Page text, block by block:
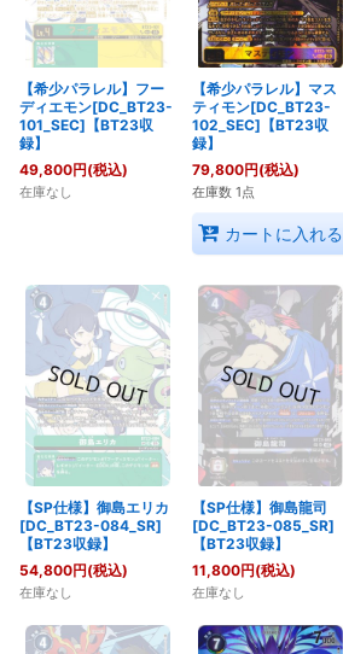
【希少パラレル】フー
ディエモン[DC_BT23-
101_SEC]【BT23収
録】
49,800円(税込)
在庫なし
【希少パラレル】マス
ティモン[DC_BT23-
102_SEC]【BT23収
録】
79,800円(税込)
在庫数 1点
カートに入れる
【SP仕様】御島エリカ
[DC_BT23-084_SR]
【BT23収録】
54,800円(税込)
在庫なし
【SP仕様】御島龍司
[DC_BT23-085_SR]
【BT23収録】
11,800円(税込)
在庫なし